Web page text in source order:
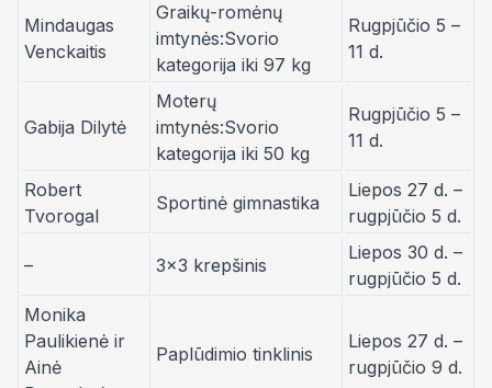
Mindaugas
Venckaitis
Graikų-romėnų
imtynės:Svorio
kategorija iki 97 kg
Rugpjūčio 5 –
11 d.
Gabija Dilytė
Moterų
imtynės:Svorio
kategorija iki 50 kg
Rugpjūčio 5 –
11 d.
Robert
Tvorogal
Sportinė gimnastika
Liepos 27 d. –
rugpjūčio 5 d.
– 3×3 krepšinis
Liepos 30 d. –
rugpjūčio 5 d.
Monika
Paulikienė ir
Ainė
Paplūdimio tinklinis
Liepos 27 d. –
rugpjūčio 9 d.